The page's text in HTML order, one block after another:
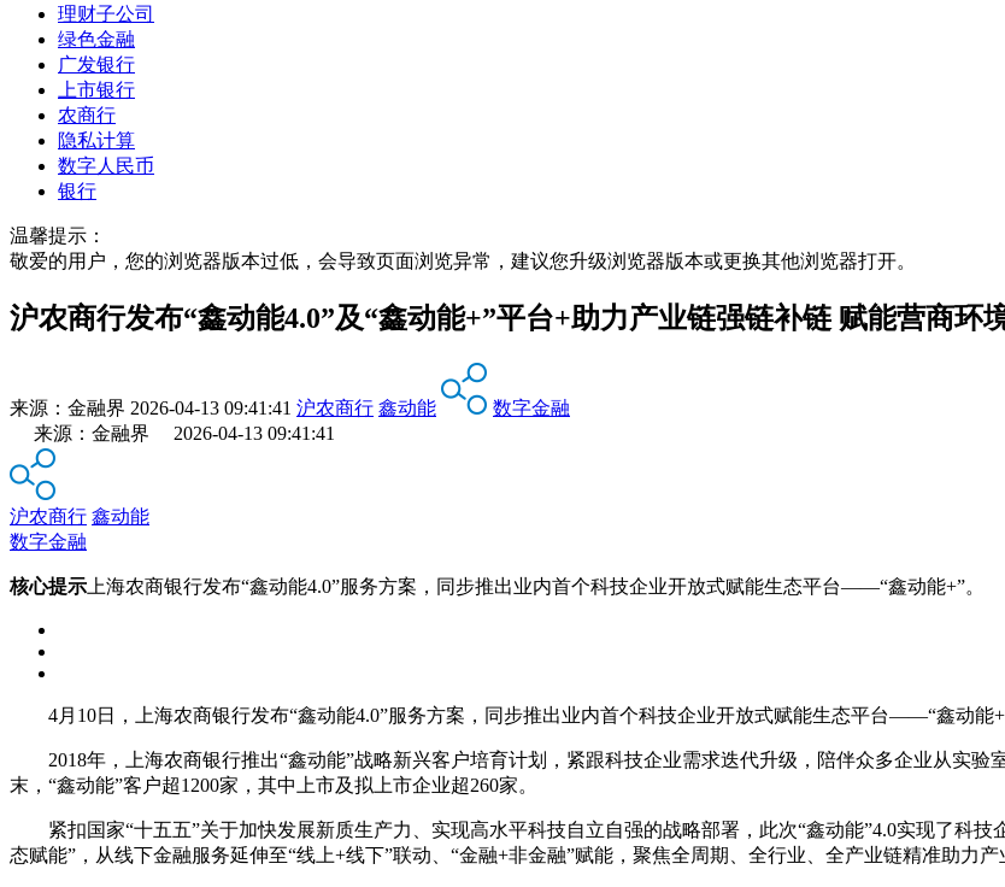
理财子公司
绿色金融
广发银行
上市银行
农商行
隐私计算
数字人民币
银行
温馨提示：
敬爱的用户，您的浏览器版本过低，会导致页面浏览异常，建议您升级浏览器版本或更换其他浏览器打开。
沪农商行发布“鑫动能4.0”及“鑫动能+”平台+助力产业链强链补链 赋能营商环
来源： 金融界 2026-04-13 09:41:41 沪农商行 鑫动能
数字金融
来源：金融界 2026-04-13 09:41:41
沪农商行 鑫动能
数字金融
核心提示 上海农商银行发布“鑫动能4.0”服务方案，同步推出业内首个科技企业开放式赋能生态平台——“鑫动能+”。
4月10日，上海农商银行发布“鑫动能4.0”服务方案，同步推出业内首个科技企业开放式赋能生态平台——“鑫动能
2018年，上海农商银行推出“鑫动能”战略新兴客户培育计划，紧跟科技企业需求迭代升级，陪伴众多企业从实验
末，“鑫动能”客户超1200家，其中上市及拟上市企业超260家。
紧扣国家“十五五”关于加快发展新质生产力、实现高水平科技自立自强的战略部署，此次“鑫动能”4.0实现了科
态赋能”，从线下金融服务延伸至“线上+线下”联动、“金融+非金融”赋能，聚焦全周期、全行业、全产业链精准助力